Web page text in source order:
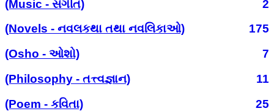
(Music - સંગીત)
2
(Novels - નવલકથા તથા નવલિકાઓ)
175
(Osho - ઓશો)
7
(Philosophy - તત્ત્વજ્ઞાન)
11
(Poem - કવિતા)
25